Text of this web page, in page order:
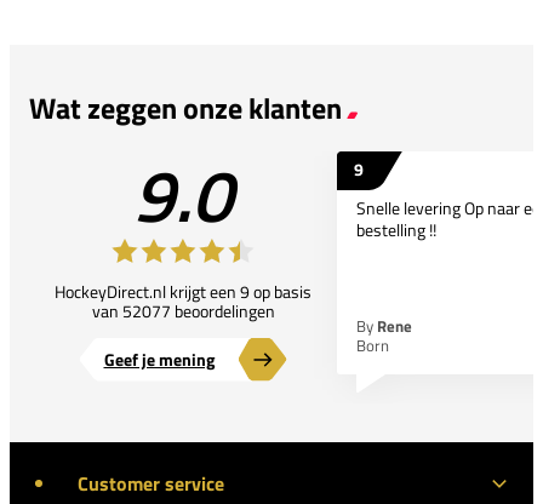
Wat zeggen onze klanten
9.0
HockeyDirect.nl krijgt een 9 op basis
van 52077 beoordelingen
Geef je mening
9
Snelle levering Op naar
bestelling !!
By Rene
Born
Customer service